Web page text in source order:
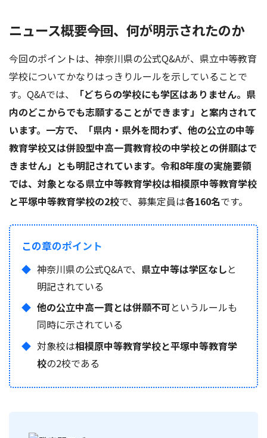
ニュース概要――今回、何が明示されたのか
今回のポイントは、神奈川県の公式Q&Aが、県立中等教育
学校についてかなりはっきりルールを示していることで
す。Q&Aでは、
「どちらの学校にも学区はありません。県
内のどこからでも志願することができます」と案内されて
います。一方で、「県内・県外を問わず、他の公立の中等
教育学校又は併設型中高一貫教育校の中学校との併願はで
きません」とも明記されています。令和8年度の実施要領
では、対象となる県立中等教育学校は相模原中等教育学校
と平塚中等教育学校の2校で、募集定員は各160名です。
この章のポイント
神奈川県の公式Q&Aで、 県立中等は学区なしと
明記されている
他の公立中高一貫とは併願不可というルールも
同時に示されている
対象校は相模原中等教育学校と平塚中等教育学
校の2校である